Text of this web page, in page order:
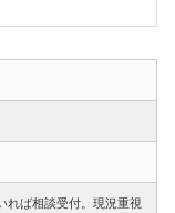
れば相談受付。現況重視